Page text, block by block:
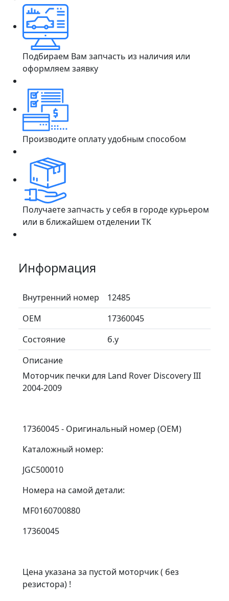
Подбираем Вам запчасть из наличия или
оформляем заявку
Производите оплату удобным способом
Получаете запчасть у себя в городе курьером
или в ближайшем отделении ТК
Информация
Внутренний номер
12485
ОЕМ
17360045
Состояние
б.у
Описание
Моторчик печки для Land Rover Discovery III
2004-2009
17360045 - Оригинальный номер (OEM)
Каталожный номер:
JGC500010
Номера на самой детали:
MF0160700880
17360045
Цена указана за пустой моторчик ( без
резистора) !